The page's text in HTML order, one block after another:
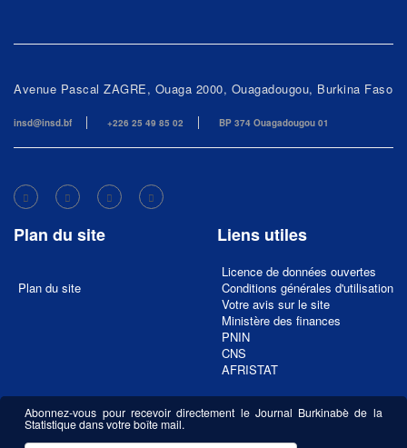
Avenue Pascal ZAGRE, Ouaga 2000, Ouagadougou, Burkina Faso
insd@insd.bf +226 25 49 85 02 BP 374 Ouagadougou 01
Plan du site
Plan du site
Liens utiles
Licence de données ouvertes
Conditions générales d'utilisation
Votre avis sur le site
Ministère des finances
PNIN
CNS
AFRISTAT
Abonnez-vous pour recevoir directement le Journal Burkinabè de la
Statistique dans votre boîte mail.